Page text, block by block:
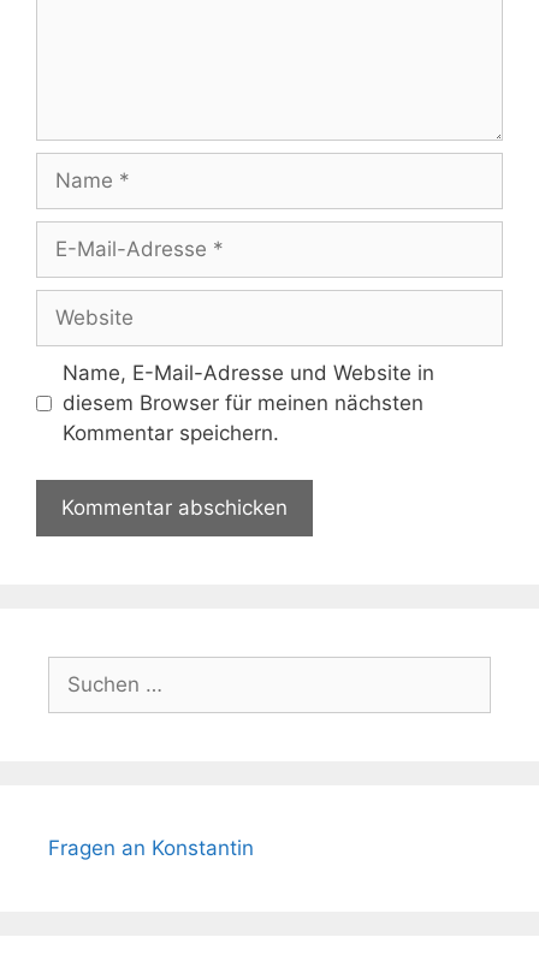
Name
Adresse
Website
Name, E-Mail-Adresse und Website in
diesem Browser für meinen nächsten
Kommentar speichern.
nach:
Fragen an Konstantin